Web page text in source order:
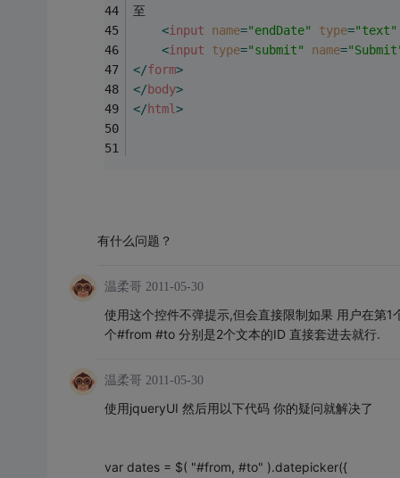
至
<input name="endDate" type="text"
<input type="submit" name=
</form>
</body>
</html >
有什么问题？
温柔哥 2011-05-30
使用这个控件不弹提示,但会直接限制如果 用户在第
个#from #to 分别是2个文本的ID 直接套进去就行.
温柔哥 2011-05-30
使用jqueryUI 然后用以下代码 你的疑问就解决了
var dates = $( "#from, #to" ).datepicker({